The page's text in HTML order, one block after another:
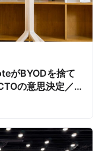
がBYODを捨て
の意思決定／